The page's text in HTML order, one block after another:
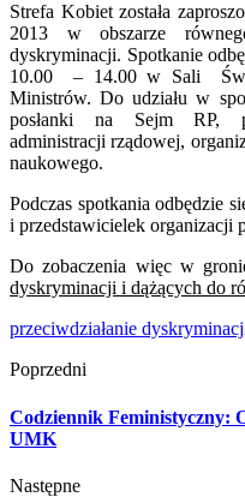
Strefa Kobiet została
2013 w obszarze
dyskryminacji. Spotkanie
10.00 – 14.00 w Sali
Ministrów. Do udziału w
posłanki na Sejm RP,
administracji rządowej,
naukowego.
Podczas spotkania odbędzie
i przedstawicielek organizacji
Do zobaczenia więc w
dyskryminacji i dążących do
przeciwdziałanie
Poprzedni
Codziennik Feministyczny:
UMK
Następne